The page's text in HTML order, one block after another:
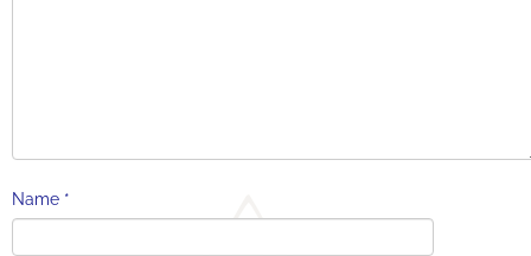
Name *